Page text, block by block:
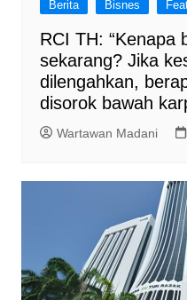
Berita Bisnes
RCI TH: “Kenapa
sekarang? Jika
dilengahkan,
disorok bawah
Wartawan Madani